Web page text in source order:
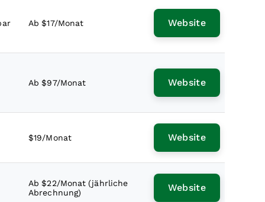
Ab $17/Monat Website
Ab $97/Monat Website
$19/Monat Website
Ab $22/Monat (jährliche
Abrechnung)
Website